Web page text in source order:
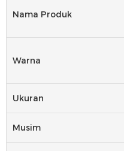
Nama Produk
Warna
Ukuran
Musim